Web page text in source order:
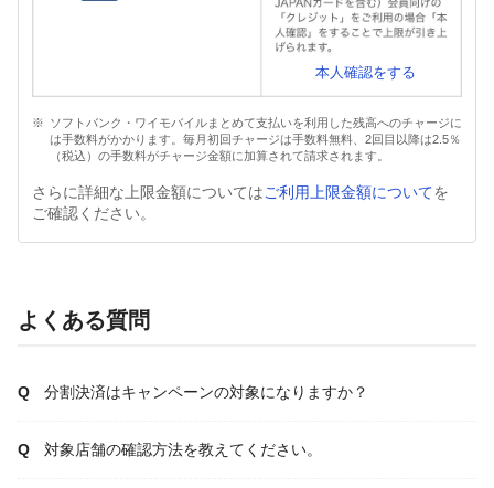
本人確認をする
ソフトバンク・ワイモバイルまとめて支払いを利用した残高へのチャージに
は手数料がかかります。毎月初回チャージは手数料無料、2回目以降は2.5％
（税込）の手数料がチャージ金額に加算されて請求されます。
さらに詳細な上限金額についてはご利用上限金額についてを
ご確認ください。
よくある質問
分割決済はキャンペーンの対象になりますか？
対象店舗の確認方法を教えてください。